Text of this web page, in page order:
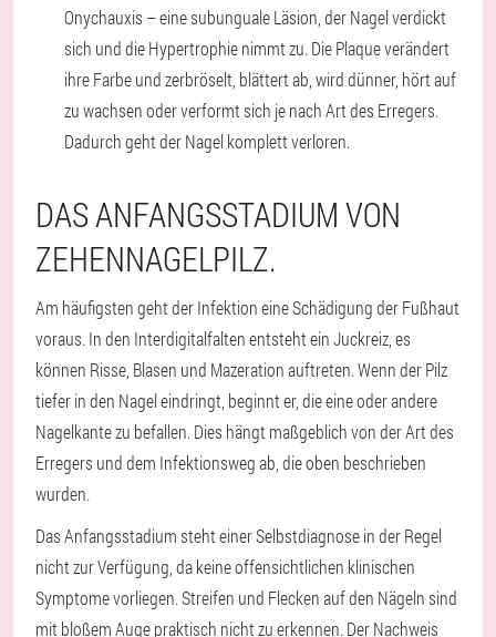
Onychauxis – eine subunguale Läsion, der Nagel verdickt
sich und die Hypertrophie nimmt zu. Die Plaque verändert
ihre Farbe und zerbröselt, blättert ab, wird dünner, hört auf
zu wachsen oder verformt sich je nach Art des Erregers.
Dadurch geht der Nagel komplett verloren.
DAS ANFANGSSTADIUM VON
ZEHENNAGELPILZ.
Am häufigsten geht der Infektion eine Schädigung der Fußhaut
voraus. In den Interdigitalfalten entsteht ein Juckreiz, es
können Risse, Blasen und Mazeration auftreten. Wenn der Pilz
tiefer in den Nagel eindringt, beginnt er, die eine oder andere
Nagelkante zu befallen. Dies hängt maßgeblich von der Art des
Erregers und dem Infektionsweg ab, die oben beschrieben
wurden.
Das Anfangsstadium steht einer Selbstdiagnose in der Regel
nicht zur Verfügung, da keine offensichtlichen klinischen
Symptome vorliegen. Streifen und Flecken auf den Nägeln sind
mit bloßem Auge praktisch nicht zu erkennen. Der Nachweis